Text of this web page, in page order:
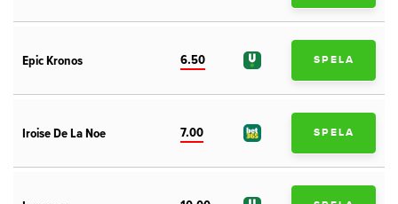
Epic Kronos 6.50 SPELA
Iroise De La Noe 7.00 SPELA